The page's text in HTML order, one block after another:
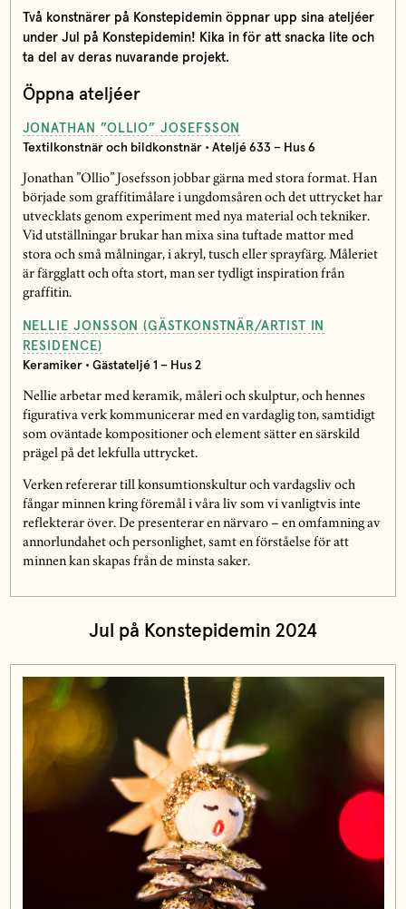
Två konstnärer på Konstepidemin öppnar upp sina ateljéer
under Jul på Konstepidemin! Kika in för att snacka lite och
ta del av deras nuvarande projekt.
Öppna ateljéer
JONATHAN ”OLLIO” JOSEFSSON
Textilkonstnär och bildkonstnär • Ateljé 633 – Hus 6
Jonathan ”Ollio” Josefsson jobbar gärna med stora format. Han
började som graffitimålare i ungdomsåren och det uttrycket har
utvecklats genom experiment med nya material och tekniker.
Vid utställningar brukar han mixa sina tuftade mattor med
stora och små målningar, i akryl, tusch eller sprayfärg. Måleriet
är färgglatt och ofta stort, man ser tydligt inspiration från
graffitin.
NELLIE JONSSON (GÄSTKONSTNÄR/ARTIST IN
RESIDENCE)
Keramiker • Gästateljé 1 – Hus 2
Nellie arbetar med keramik, måleri och skulptur, och hennes
figurativa verk kommunicerar med en vardaglig ton, samtidigt
som oväntade kompositioner och element sätter en särskild
prägel på det lekfulla uttrycket.
Verken refererar till konsumtionskultur och vardagsliv och
fångar minnen kring föremål i våra liv som vi vanligtvis inte
reflekterar över. De presenterar en närvaro – en omfamning av
annorlundahet och personlighet, samt en förståelse för att
minnen kan skapas från de minsta saker.
Jul på Konstepidemin 2024